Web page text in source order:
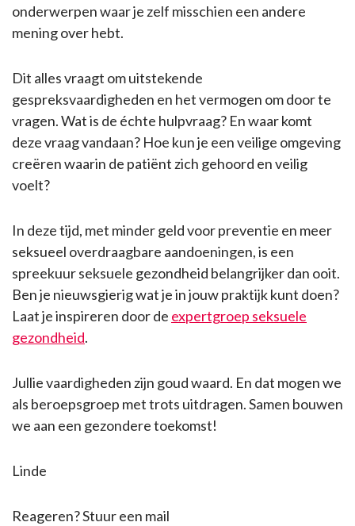
onderwerpen waar je zelf misschien een andere
mening over hebt.
Dit alles vraagt om uitstekende
gespreksvaardigheden en het vermogen om door te
vragen. Wat is de échte hulpvraag? En waar komt
deze vraag vandaan? Hoe kun je een veilige omgeving
creëren waarin de patiënt zich gehoord en veilig
voelt?
In deze tijd, met minder geld voor preventie en meer
seksueel overdraagbare aandoeningen, is een
spreekuur seksuele gezondheid belangrijker dan ooit.
Ben je nieuwsgierig wat je in jouw praktijk kunt doen?
Laat je inspireren door de expertgroep seksuele
gezondheid.
Jullie vaardigheden zijn goud waard. En dat mogen we
als beroepsgroep met trots uitdragen. Samen bouwen
we aan een gezondere toekomst!
Linde
Reageren? Stuur een mail